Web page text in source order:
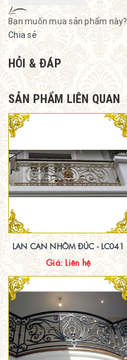
Bạn muốn mua sản phẩm này?
Chia sẻ
HỎI & ĐÁP
SẢN PHẨM LIÊN QUAN
LAN CAN NHÔM ĐÚC - LC041
Giá: Liên hệ